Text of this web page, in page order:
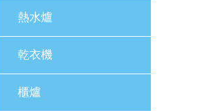
熱水爐
乾衣機
櫃爐